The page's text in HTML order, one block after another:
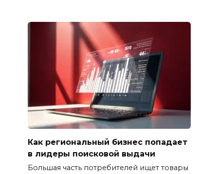
Как региональный бизнес попадает
в лидеры поисковой выдачи
Большая часть потребителей ищет товары